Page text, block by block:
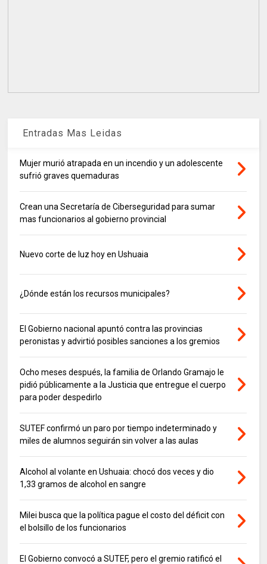
Entradas Mas Leidas
Mujer murió atrapada en un incendio y un adolescente
sufrió graves quemaduras
Crean una Secretaría de Ciberseguridad para sumar
mas funcionarios al gobierno provincial
Nuevo corte de luz hoy en Ushuaia
¿Dónde están los recursos municipales?
El Gobierno nacional apuntó contra las provincias
peronistas y advirtió posibles sanciones a los gremios
Ocho meses después, la familia de Orlando Gramajo le
pidió públicamente a la Justicia que entregue el cuerpo
para poder despedirlo
SUTEF confirmó un paro por tiempo indeterminado y
miles de alumnos seguirán sin volver a las aulas
Alcohol al volante en Ushuaia: chocó dos veces y dio
1,33 gramos de alcohol en sangre
Milei busca que la política pague el costo del déficit con
el bolsillo de los funcionarios
El Gobierno convocó a SUTEF, pero el gremio ratificó el